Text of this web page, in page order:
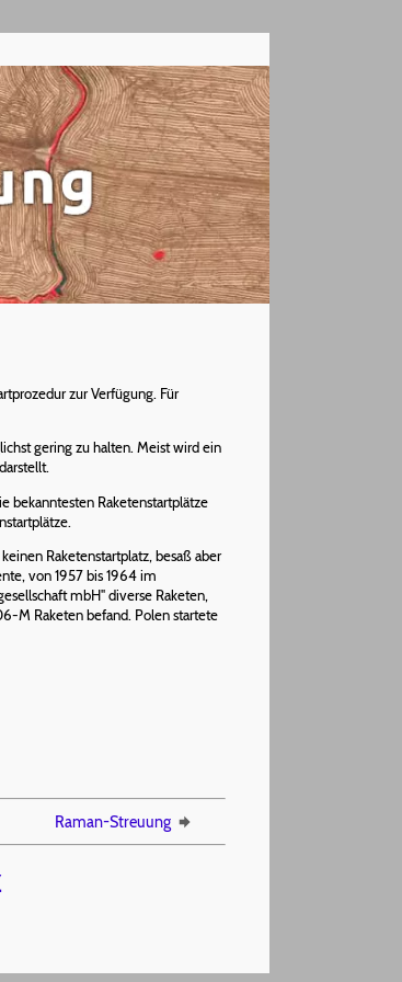
zur Verfügung. Für
gering zu halten. Meist wird ein
bekanntesten Raketenstartplätze
Raketenstartplatz, besaß aber
von 1957 bis 1964 im
mbH" diverse Raketen,
M Raketen befand. Polen startete
Raman-Streuung